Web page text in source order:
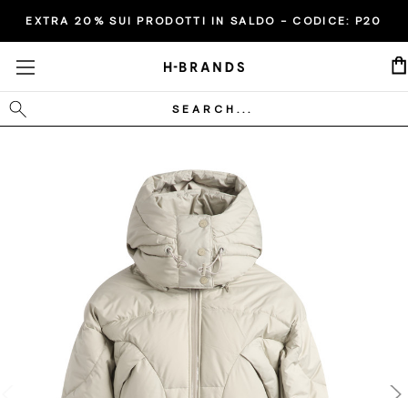
EXTRA 20% SUI PRODOTTI IN SALDO - CODICE: P20
Cerca